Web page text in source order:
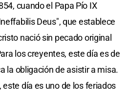
cuando el Papa Pío IX
Deus", que establece
nació sin pecado original
los creyentes, este día es de
la obligación de asistir a misa.
este día es uno de los feriados